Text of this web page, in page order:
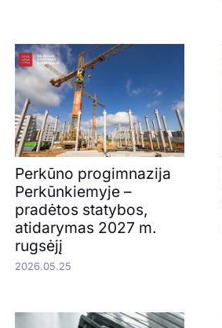
Perkūno progimnazija
Perkūnkiemyje –
pradėtos statybos,
atidarymas 2027 m.
rugsėjį
2026.05.25